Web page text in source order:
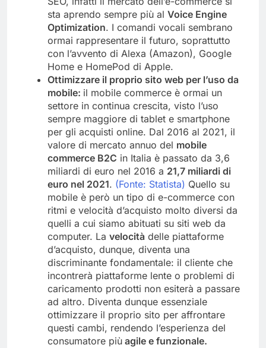
sta aprendo sempre più al Voice Engine
Optimization. I comandi vocali sembrano
ormai rappresentare il futuro, soprattutto
con l’avvento di Alexa (Amazon), Google
Home e HomePod di Apple.
Ottimizzare il proprio sito web per l’uso da
mobile: il mobile commerce è ormai un
settore in continua crescita, visto l’uso
sempre maggiore di tablet e smartphone
per gli acquisti online. Dal 2016 al 2021, il
valore di mercato annuo del mobile
commerce B2C in Italia è passato da 3,6
miliardi di euro nel 2016 a 21,7 miliardi di
euro nel 2021. (Fonte: Statista) Quello su
mobile è però un tipo di e-commerce con
ritmi e velocità d’acquisto molto diversi da
quelli a cui siamo abituati su siti web da
computer. La velocità delle piattaforme
d’acquisto, dunque, diventa una
discriminante fondamentale: il cliente che
incontrerà piattaforme lente o problemi di
caricamento prodotti non esiterà a passare
ad altro. Diventa dunque essenziale
ottimizzare il proprio sito per affrontare
questi cambi, rendendo l’esperienza del
consumatore più agile e funzionale.